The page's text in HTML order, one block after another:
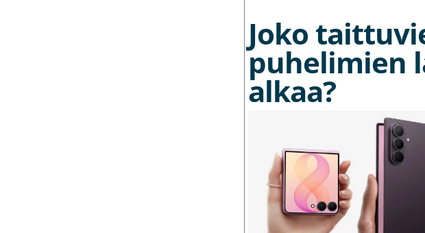
Joko
puhelimien
alkaa?